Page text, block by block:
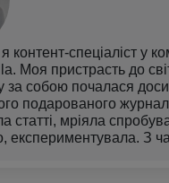
я контент-спеціаліст у
Моя пристрасть до
за собою почалася
подарованого
статті, мріяла
експериментувала. З